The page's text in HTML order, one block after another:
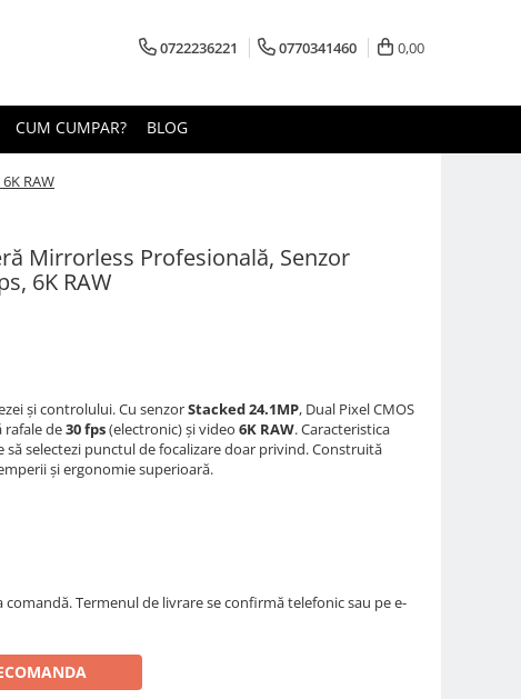
0722236221 0770341460 0,00
CUM CUMPAR? BLOG
RAW
Mirrorless Profesională, Senzor
6K RAW
și controlului. Cu senzorStacked24.1MP, Dual Pixel CMOS
rafale de30fps(electronic) și video 6K RAW. Caracteristica
selectezi punctul de focalizare doar privind. Construită
și ergonomie superioară.
comandă. Termenul de livrare se confirmă telefonic sau pe e-